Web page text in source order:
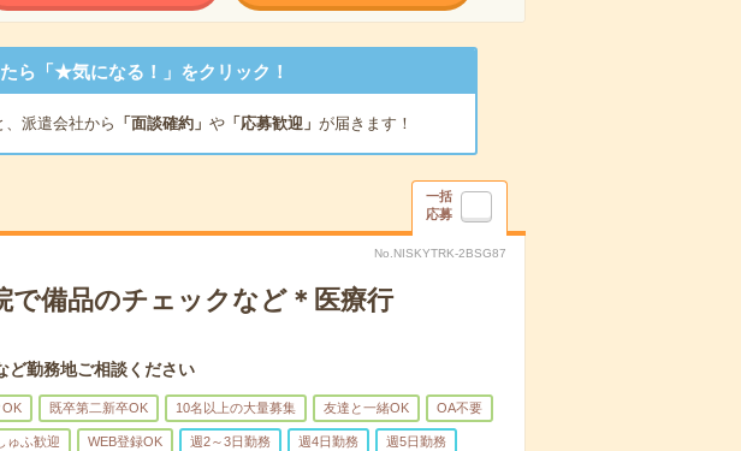
ら「★気になる！」をクリック！
、派遣会社から 「面談確約」 や「応募歓迎」 が届きます！
一括
応募
No.NISKYTRK-2BSG87
で備品のチェックなど＊医療行
勤務地ご相談ください
OK 既卒第二新卒OK 10名以上の大量募集 友達と一緒OK OA不要
ゅふ歓迎 WEB登録OK 週2～3日勤務 週4日勤務 週5日勤務